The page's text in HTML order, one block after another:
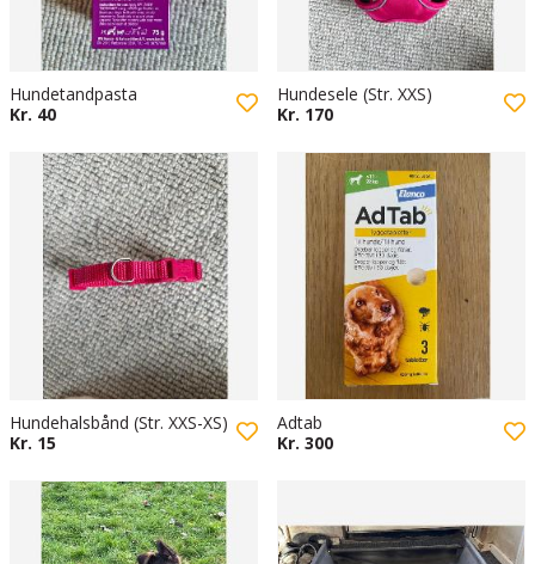
Hundetandpasta
Kr. 40
Hundesele (Str. XXS)
Kr. 170
Hundehalsbånd (Str. XXS-XS)
Kr. 15
Adtab
Kr. 300